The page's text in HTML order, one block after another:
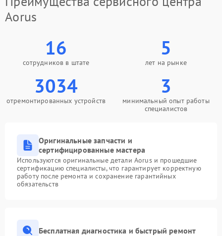
Aorus
16
сотрудников в штате
5
лет на рынке
3034
отремонтированных устройств
3
минимальный опыт работы
специалистов
Оригинальные запчасти и
сертифицированные мастера
Используются оригинальные детали Aorus и прошедшие
сертификацию специалисты, что гарантирует корректную
работу после ремонта и сохранение гарантийных
обязательств
Бесплатная диагностика и быстрый ремонт